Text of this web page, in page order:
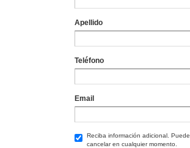
Apellido
Teléfono
Email
Reciba información adicional. Puede
cancelar en cualquier momento.